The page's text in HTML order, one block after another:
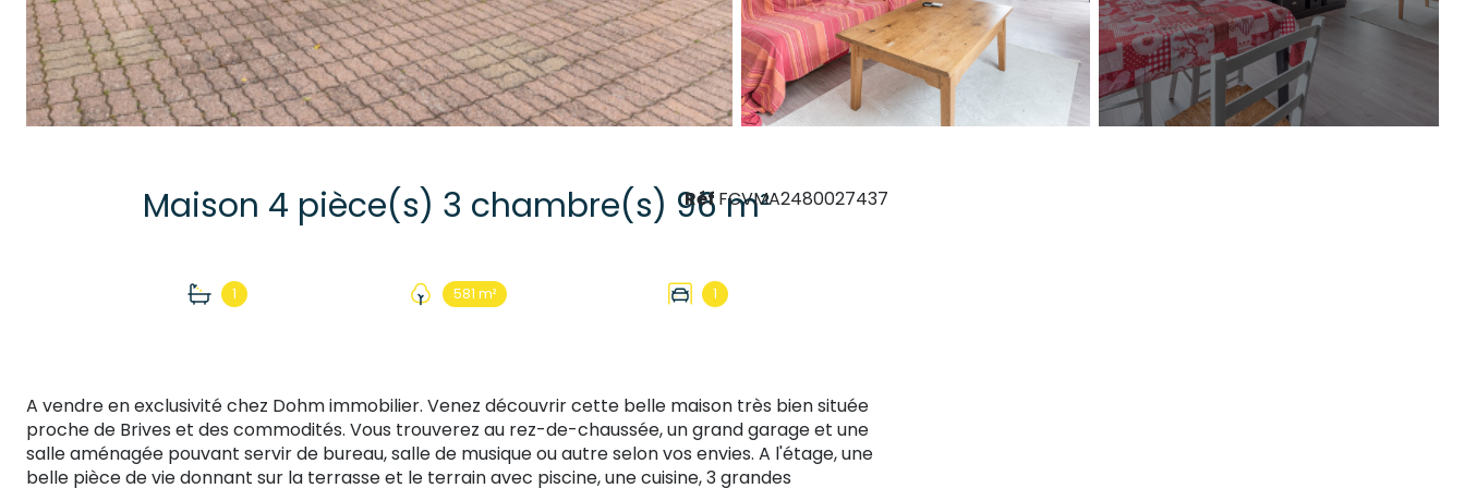
Maison 4 pièce(s) 3 chambre(s) 96 m²
1 581 m² 1
RéfFCVMA2480027437
A vendre en exclusivité chez Dohm immobilier. Venez découvrir cette belle maison très bien située
proche de Brives et des commodités. Vous trouverez au rez-de-chaussée, un grand garage et une
salle aménagée pouvant servir de bureau, salle de musique ou autre selon vos envies. A l'étage, une
belle pièce de vie donnant sur la terrasse et le terrain avec piscine, une cuisine, 3 grandes